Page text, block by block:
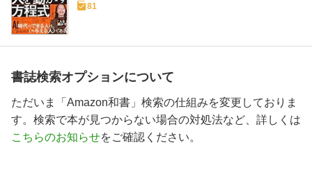
81
書誌検索オプションについて
ただいま「Amazon和書」検索の仕組みを変更しておりま
す。検索で本が見つからない場合の対処法など、詳しくは
こちらのお知らせをご確認ください。